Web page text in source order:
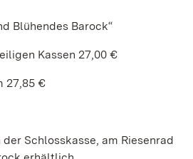
Blühendes Barock“
Kassen 27,00 €
27,85 €
Schlosskasse, am Riesenrad